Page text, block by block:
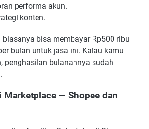
performa akun.
konten.
biasanya bisa membayar Rp500 ribu
bulan untuk jasa ini. Kalau kamu
penghasilan bulanannya sudah
Marketplace — Shopee dan